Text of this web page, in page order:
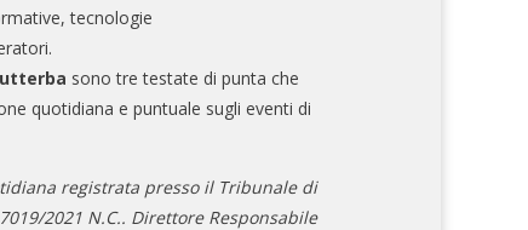
tecnologie
sono tre testate di punta che
quotidiana e puntuale sugli eventi di
registrata presso il Tribunale di
2021 N.C.. Direttore Responsabile